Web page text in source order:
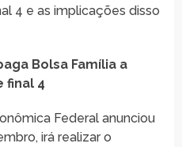
4 e as implicações disso
Bolsa Família a
final 4
Federal anunciou
irá realizar o